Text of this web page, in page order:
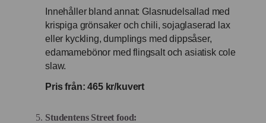
Innehåller bland annat: Glasnudelsallad med
krispiga grönsaker och chili, sojaglaserad lax
eller kyckling, dumplings med dippsåser,
edamamebönor med flingsalt och asiatisk cole
slaw.
Pris från: 465 kr/kuvert
Studentens Street food: